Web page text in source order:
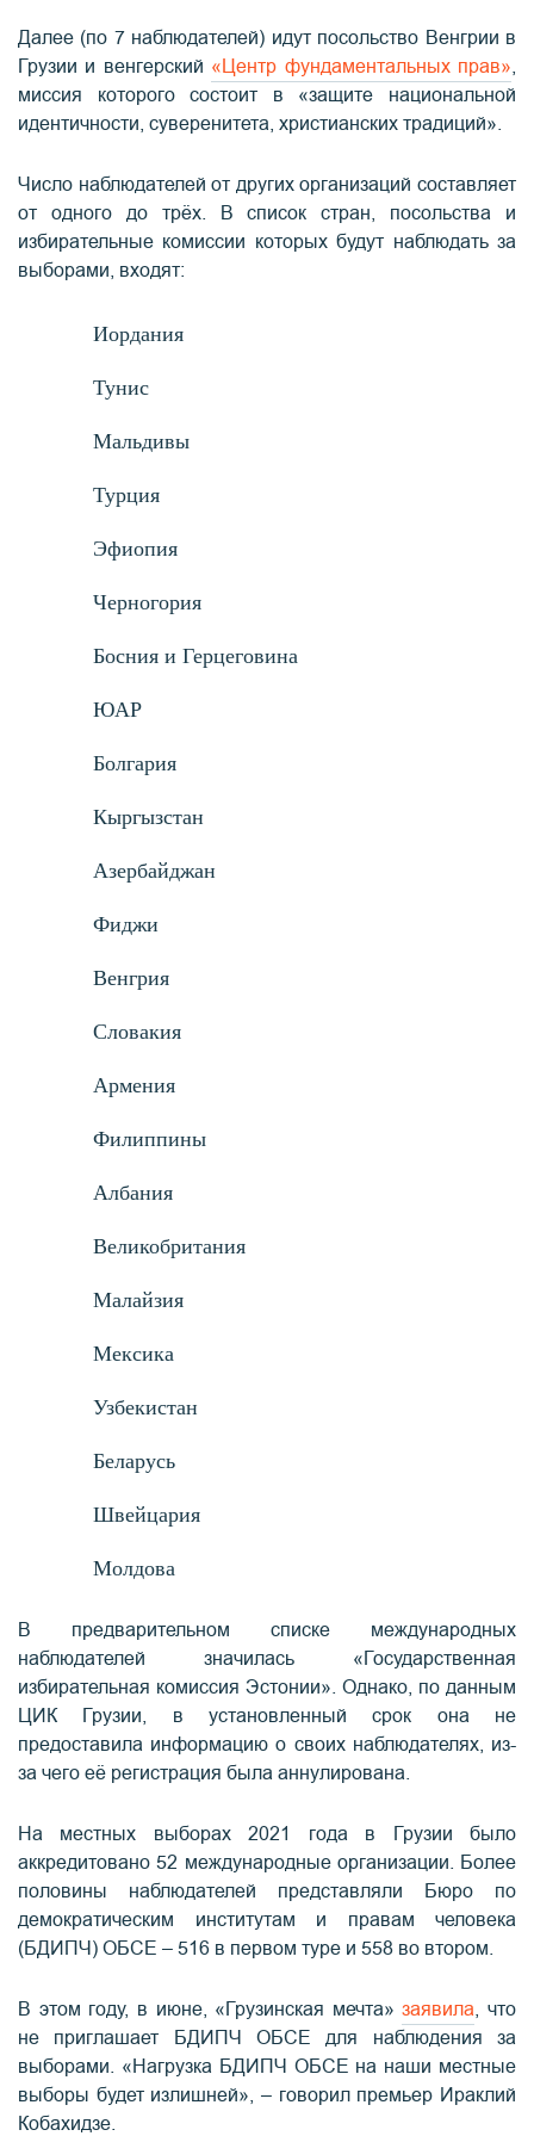
Далее (по 7 наблюдателей) идут посольство Венгрии в
Грузии и венгерский «Центр фундаментальных прав»,
миссия которого состоит в «защите национальной
идентичности, суверенитета, христианских традиций».
Число наблюдателей от других организаций составляет
от одного до трёх. В список стран, посольства и
избирательные комиссии которых будут наблюдать за
выборами, входят:
Иордания
Тунис
Мальдивы
Турция
Эфиопия
Черногория
Босния и Герцеговина
ЮАР
Болгария
Кыргызстан
Азербайджан
Фиджи
Венгрия
Словакия
Армения
Филиппины
Албания
Великобритания
Малайзия
Мексика
Узбекистан
Беларусь
Швейцария
Молдова
В предварительном списке международных
наблюдателей значилась «Государственная
избирательная комиссия Эстонии». Однако, по данным
ЦИК Грузии, в установленный срок она не
предоставила информацию о своих наблюдателях, из-
за чего её регистрация была аннулирована.
На местных выборах 2021 года в Грузии было
аккредитовано 52 международные организации. Более
половины наблюдателей представляли Бюро по
демократическим институтам и правам человека
(БДИПЧ) ОБСЕ – 516 в первом туре и 558 во втором.
В этом году, в июне, «Грузинская мечта»заявила, что
не приглашает БДИПЧ ОБСЕ для наблюдения за
выборами. «Нагрузка БДИПЧ ОБСЕ на наши местные
выборы будет излишней», – говорил премьер Ираклий
Кобахидзе.